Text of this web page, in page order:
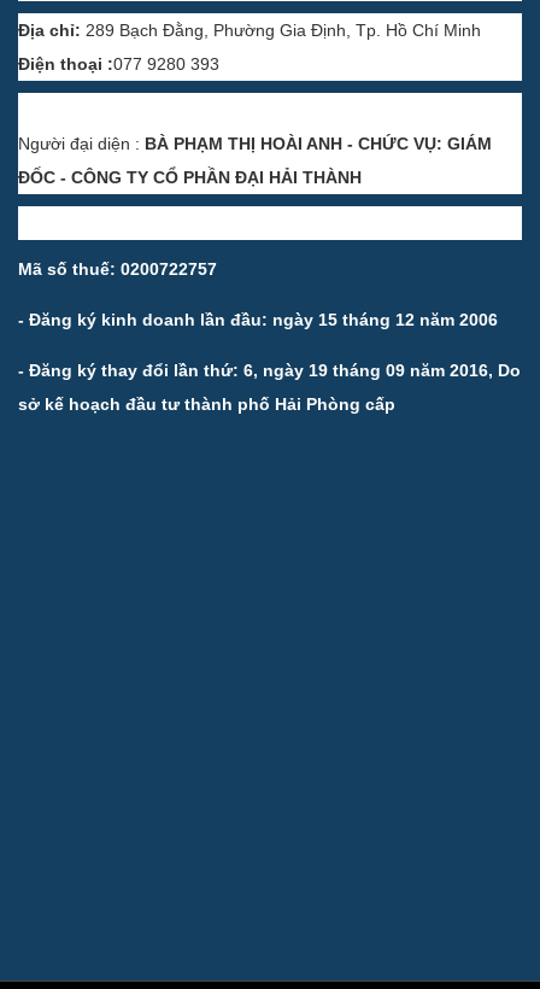
Địa chỉ: 289 Bạch Đằng, Phường Gia Định, Tp. Hồ Chí Minh
Điện thoại :077 9280 393
Người đại diện : BÀ PHẠM THỊ HOÀI ANH - CHỨC VỤ: GIÁM
ĐỐC - CÔNG TY CỔ PHẦN ĐẠI HẢI THÀNH
Mã số thuế: 0200722757
- Đăng ký kinh doanh lần đầu: ngày 15 tháng 12 năm 2006
- Đăng ký thay đổi lần thứ: 6, ngày 19 tháng 09 năm 2016, Do
sở kế hoạch đầu tư thành phố Hải Phòng cấp